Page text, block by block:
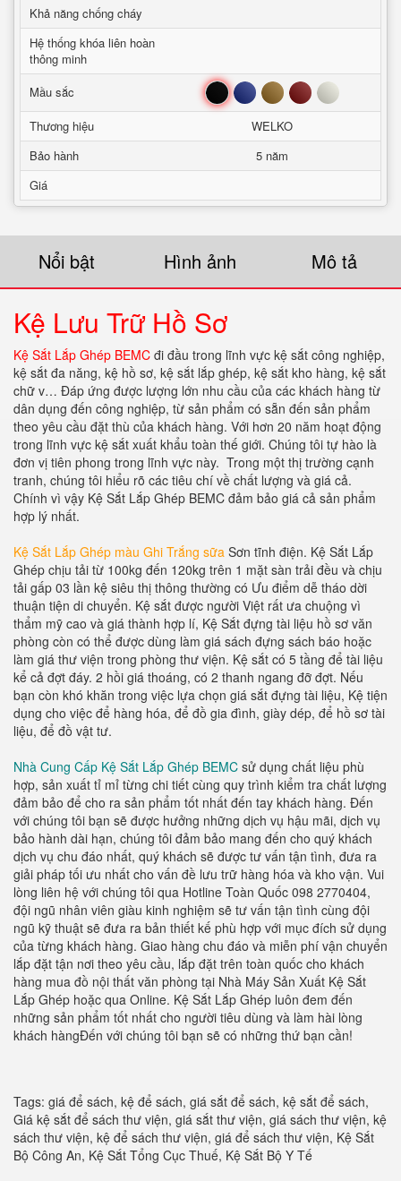
Khả năng chống cháy
Hệ thống khóa liên hoàn
thông minh
Mầu sắc
Đen Xanh Nâu Đỏ Trắng
Thương hiệu
WELKO
Bảo hành
5 năm
Giá
Nổi bật Hình ảnh Mô tả
Kệ Lưu Trữ Hồ Sơ
Kệ Sắt Lắp Ghép BEMC đi đầu trong lĩnh vực kệ sắt công nghiệp,
kệ sắt đa năng, kệ hồ sơ, kệ sắt lắp ghép, kệ sắt kho hàng, kệ sắt
chữ v… Đáp ứng được lượng lớn nhu cầu của các khách hàng từ
dân dụng đến công nghiệp, từ sản phẩm có sẵn đến sản phẩm
theo yêu cầu đặt thù của khách hàng. Với hơn 20 năm hoạt động
trong lĩnh vực kệ sắt xuất khẩu toàn thế giới. Chúng tôi tự hào là
đơn vị tiên phong trong lĩnh vực này. Trong một thị trường cạnh
tranh, chúng tôi hiểu rõ các tiêu chí về chất lượng và giá cả.
Chính vì vậy Kệ Sắt Lắp Ghép BEMC đảm bảo giá cả sản phẩm
hợp lý nhất.
Kệ Sắt Lắp Ghép màu Ghi Trắng sữa Sơn tĩnh điện. Kệ Sắt Lắp
Ghép chịu tải từ 100kg đến 120kg trên 1 mặt sàn trải đều và chịu
tải gấp 03 lần kệ siêu thị thông thường có Ưu điểm dễ tháo dời
thuận tiện di chuyển. Kệ sắt được người Việt rất ưa chuộng vì
thẩm mỹ cao và giá thành hợp lí, Kệ Sắt đựng tài liệu hồ sơ văn
phòng còn có thể được dùng làm giá sách đựng sách báo hoặc
làm giá thư viện trong phòng thư viện. Kệ sắt có 5 tầng để tài liệu
kể cả đợt đáy. 2 hồi giá thoáng, có 2 thanh ngang đỡ đợt. Nếu
bạn còn khó khăn trong việc lựa chọn giá sắt đựng tài liệu, Kệ tiện
dụng cho việc để hàng hóa, để đồ gia đình, giày dép, để hồ sơ tài
liệu, để đồ vật tư.
Nhà Cung Cấp Kệ Sắt Lắp Ghép BEMC sử dụng chất liệu phù
hợp, sản xuất tỉ mỉ từng chi tiết cùng quy trình kiểm tra chất lượng
đảm bảo để cho ra sản phẩm tốt nhất đến tay khách hàng. Đến
với chúng tôi bạn sẽ được hưởng những dịch vụ hậu mãi, dịch vụ
bảo hành dài hạn, chúng tôi đảm bảo mang đến cho quý khách
dịch vụ chu đáo nhất, quý khách sẽ được tư vấn tận tình, đưa ra
giải pháp tối ưu nhất cho vấn đề lưu trữ hàng hóa và kho vận. Vui
lòng liên hệ với chúng tôi qua Hotline Toàn Quốc 098 2770404,
đội ngũ nhân viên giàu kinh nghiệm sẽ tư vấn tận tình cùng đội
ngũ kỹ thuật sẽ đưa ra bản thiết kế phù hợp với mục đích sử dụng
của từng khách hàng. Giao hàng chu đáo và miễn phí vận chuyển
lắp đặt tận nơi theo yêu cầu, lắp đặt trên toàn quốc cho khách
hàng mua đồ nội thất văn phòng tại Nhà Máy Sản Xuất Kệ Sắt
Lắp Ghép hoặc qua Online. Kệ Sắt Lắp Ghép luôn đem đến
những sản phẩm tốt nhất cho người tiêu dùng và làm hài lòng
khách hàngĐến với chúng tôi bạn sẽ có những thứ bạn cần!
Tags: giá để sách, kệ để sách, giá sắt để sách, kệ sắt để sách,
Giá kệ sắt để sách thư viện, giá sắt thư viện, giá sách thư viện, kệ
sách thư viện, kệ để sách thư viện, giá để sách thư viện, Kệ Sắt
Bộ Công An, Kệ Sắt Tổng Cục Thuế, Kệ Sắt Bộ Y Tế